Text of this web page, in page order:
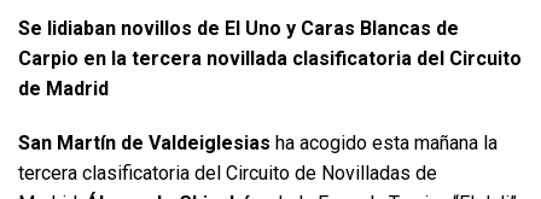
Se lidiaban novillos de El Uno y Caras Blancas de
Carpio en la tercera novillada clasificatoria del Circuito
de Madrid
San Martín de Valdeiglesias ha acogido esta mañana la
tercera clasificatoria del Circuito de Novilladas de